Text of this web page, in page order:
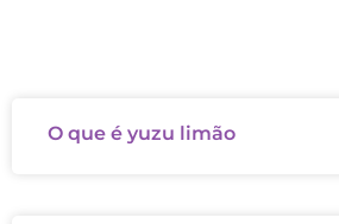
O que é yuzu limão